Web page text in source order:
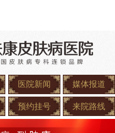
医院新闻 媒体报道
预约挂号 来院路线